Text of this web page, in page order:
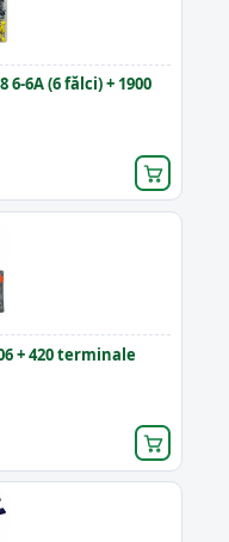
6-6A (6 fălci) + 1900
+ 420 terminale